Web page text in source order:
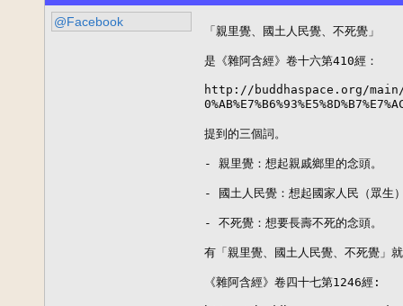
@Facebook
「親里覺、國土人民覺、不死覺」
是《雜阿含經》卷十六第410經：
http://buddhaspace.org/main/
提到的三個詞。
- 親里覺：想起親戚鄉里的念頭。
- 國土人民覺：想起國家人民（眾生
- 不死覺：想要長壽不死的念頭。
有「親里覺、國土人民覺、不死覺」
《雜阿含經》卷四十七第1246經: